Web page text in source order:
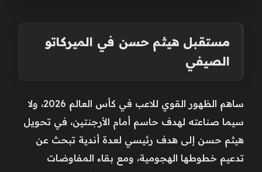
مستقبل هيثم حسن في الميركاتو
الصيفي
ساهم الظهور القوي للاعب في كأس العالم 2026، ولا
سيما صناعته لهدف حاسم أمام الأرجنتين، في تحويل
هيثم حسن إلى هدف رئيسي لعدة أندية تبحث عن
تدعيم خطوطها الهجومية، ومع بقاء المفاوضات